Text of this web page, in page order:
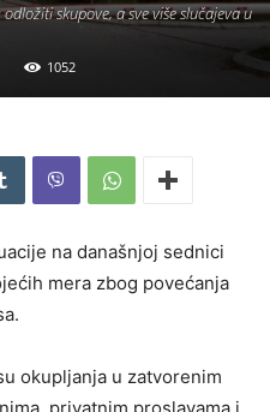
skupove, a sve više slučajeva u
1052
na današnjoj sednici
mera zbog povećanja
okupljanja u zatvorenim